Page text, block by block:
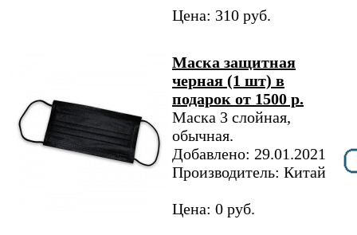
Цена: 310 руб.
Маска защитная
черная (1 шт) в
подарок от 1500 р.
Маска 3 слойная,
обычная.
Добавлено: 29.01.2021
Производитель: Китай
Цена: 0 руб.